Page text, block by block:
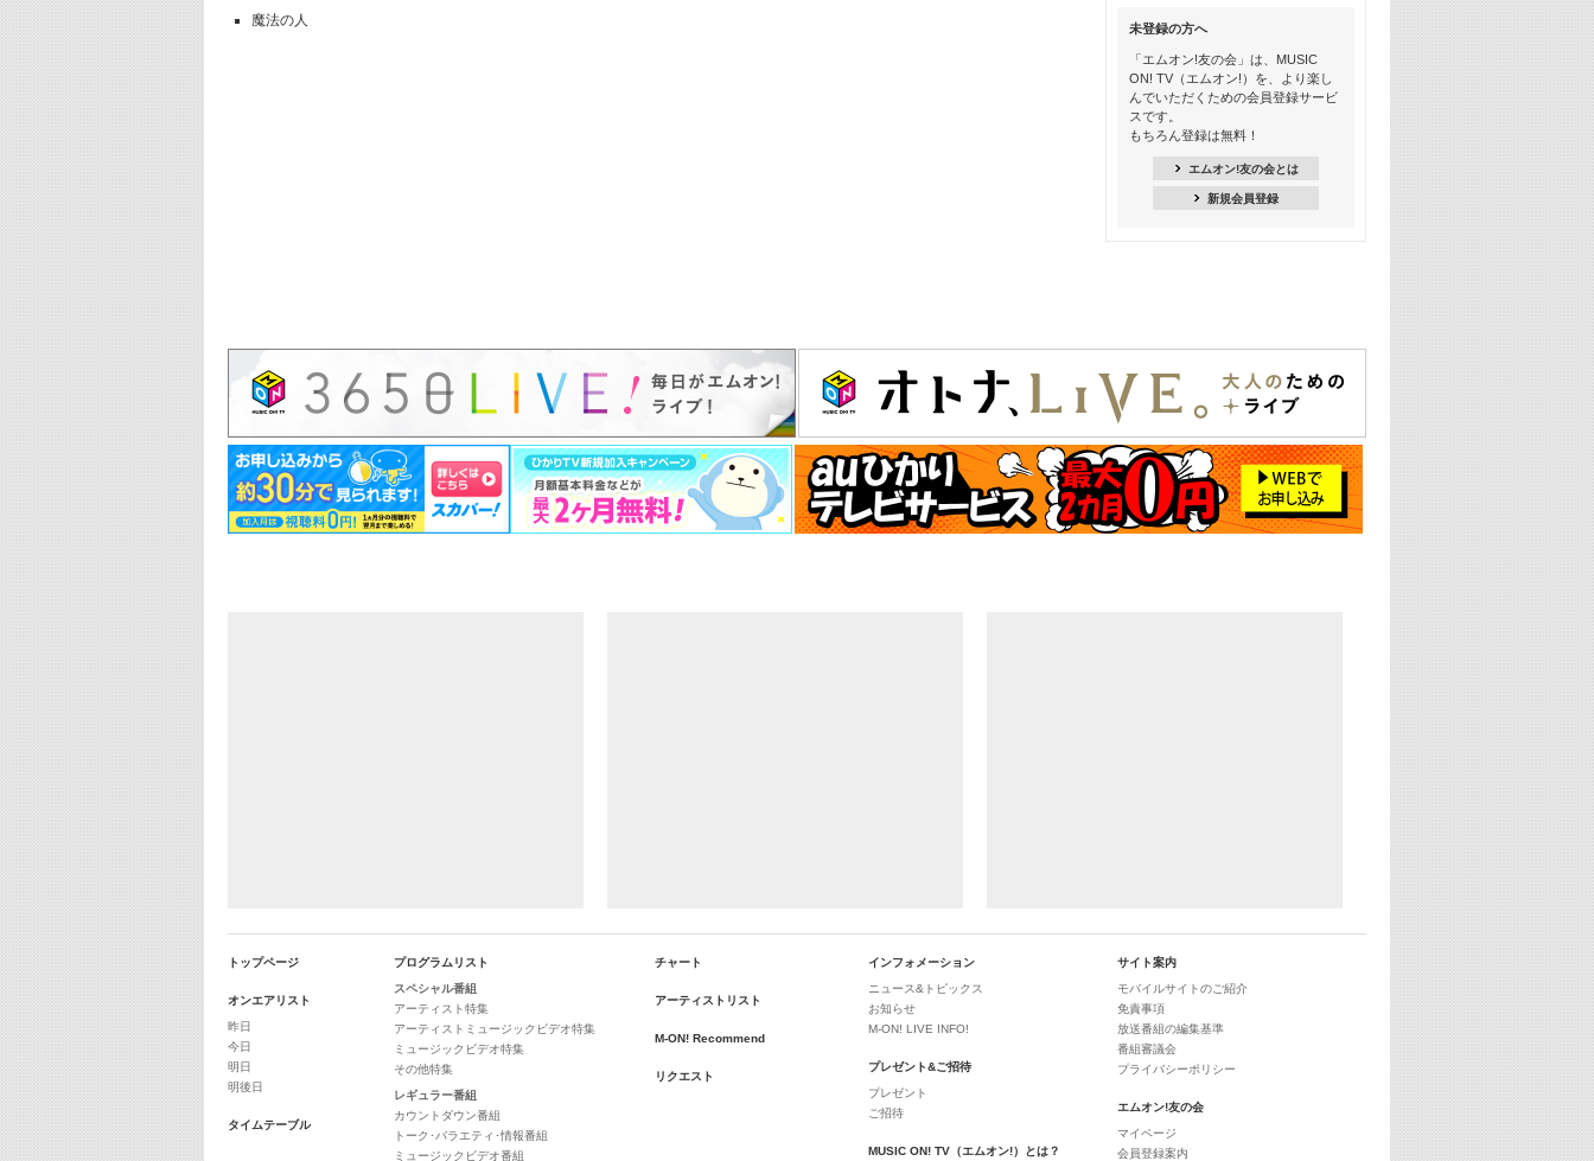
魔法の人
よりぬき! この夏聴きたい! サマーソン
グメドレー【歌詞入り】
21:00
季節を感じよう! シーズンソング特集
-8月編-【歌詞入り】
ージックビデオ特集
24:00
K-POP 第3世代特集
K-POP 第4世代特集
25:00
あのころヒッツ! 一挙5時間！
2021→2025年
未登録の方へ
「エムオン!友の会」は、MUSIC
ON! TV（エムオン!）を、より楽し
んでいただくための会員登録サービ
スです。
もちろん登録は無料！
エムオン!友の会とは
新規会員登録
トップページ
オンエアリスト
昨日
今日
明日
明後日
タイムテーブル
プログラムリスト
スペシャル番組
アーティスト特集
アーティストミュージックビデオ特集
ミュージックビデオ特集
その他特集
レギュラー番組
カウントダウン番組
トーク･バラエティ･情報番組
ミュージックビデオ番組
チャート
アーティストリスト
M-ON! Recommend
リクエスト
インフォメーション
ニュース&トピックス
お知らせ
M-ON! LIVE INFO!
プレゼント&ご招待
プレゼント
ご招待
MUSIC ON! TV（エムオン!）とは？
サイト案内
モバイルサイトのご紹介
免責事項
放送番組の編集基準
番組審議会
プライバシーポリシー
エムオン!友の会
マイページ
会員登録案内